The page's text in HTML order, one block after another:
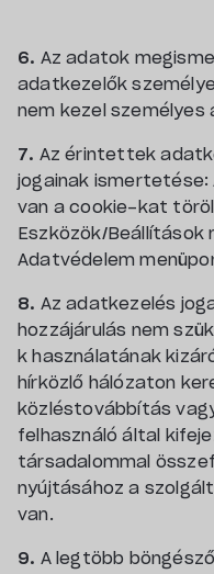
6. Az adatok
adatkezelők
nem kezel
7. Az érintettek
jogainak
van a cookie-kat
Eszközök/Beállítások
Adatvédelem
8. Az adatkezelés
hozzájárulás nem
k használatának
hírközlő hálózaton
közléstovábbítás
felhasználó által
társadalommal
nyújtásához a
van.
9. A legtöbb